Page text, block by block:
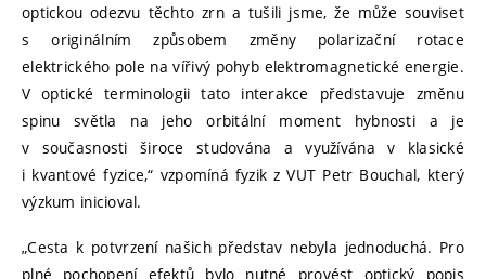
optickou odezvu těchto zrn a tušili jsme, že může souviset
s originálním způsobem změny polarizační rotace
elektrického pole na vířivý pohyb elektromagnetické energie.
V optické terminologii tato interakce představuje změnu
spinu světla na jeho orbitální moment hybnosti a je
v současnosti široce studována a využívána v klasické
i kvantové fyzice,“ vzpomíná fyzik z VUT Petr Bouchal, který
výzkum inicioval.
„Cesta k potvrzení našich představ nebyla jednoduchá. Pro
plné pochopení efektů bylo nutné provést optický popis